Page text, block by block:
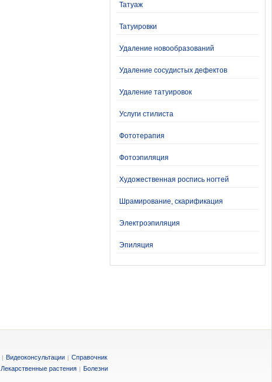
Татуаж
Татуировки
Удаление новообразований
Удаление сосудистых дефектов
Удаление татуировок
Услуги стилиста
Фототерапия
Фотоэпиляция
Художественная роспись ногтей
Шрамирование, скарификация
Электроэпиляция
Эпиляция
| Видеоконсультации | Справочник
Лекарственные растения | Болезни